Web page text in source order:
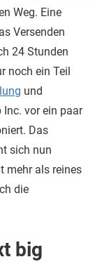
Weg. Eine
Versenden
24 Stunden
noch ein Teil
und
vor ein paar
Das
sich nun
mehr als reines
die
big